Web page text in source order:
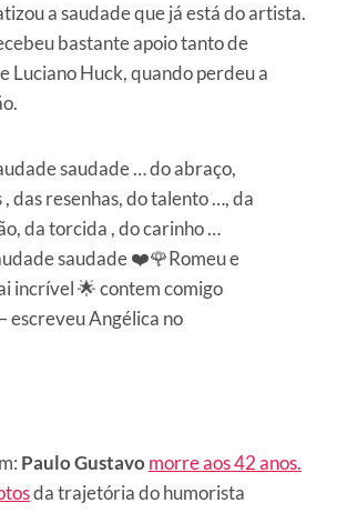
a saudade que já está do artista.
bastante apoio tanto de
Luciano Huck, quando perdeu a
saudade … do abraço,
, das resenhas, do talento …, da
da torcida , do carinho …
saudade ❤️🌹Romeu e
incrível 🌟 contem comigo
escreveu Angélica no
Paulo Gustavo morre aos 42 anos.
da trajetória do humorista